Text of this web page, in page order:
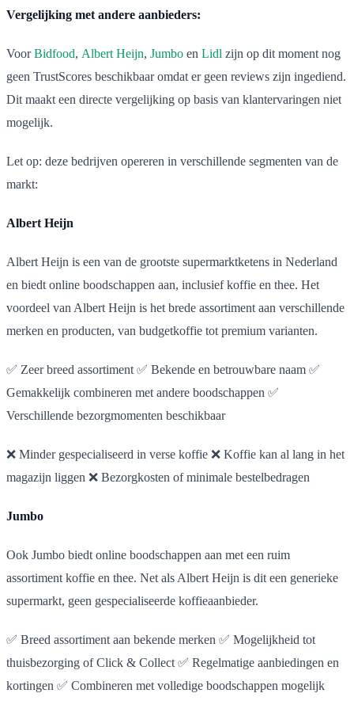
Vergelijking met andere aanbieders:
VoorBidfood, Albert Heijn, Jumbo en Lidl zijn op dit moment nog
geen TrustScores beschikbaar omdat er geen reviews zijn ingediend.
Dit maakt een directe vergelijking op basis van klantervaringen niet
mogelijk.
Let op: deze bedrijven opereren in verschillende segmenten van de
markt:
Albert Heijn
Albert Heijn is een van de grootste supermarktketens in Nederland
en biedt online boodschappen aan, inclusief koffie en thee. Het
voordeel van Albert Heijn is het brede assortiment aan verschillende
merken en producten, van budgetkoffie tot premium varianten.
✅ Zeer breed assortiment ✅ Bekende en betrouwbare naam ✅
Gemakkelijk combineren met andere boodschappen ✅
Verschillende bezorgmomenten beschikbaar
❌ Minder gespecialiseerd in verse koffie ❌ Koffie kan al lang in het
magazijn liggen ❌ Bezorgkosten of minimale bestelbedragen
Jumbo
Ook Jumbo biedt online boodschappen aan met een ruim
assortiment koffie en thee. Net als Albert Heijn is dit een generieke
supermarkt, geen gespecialiseerde koffieaanbieder.
✅ Breed assortiment aan bekende merken ✅ Mogelijkheid tot
thuisbezorging of Click & Collect ✅ Regelmatige aanbiedingen en
kortingen ✅ Combineren met volledige boodschappen mogelijk